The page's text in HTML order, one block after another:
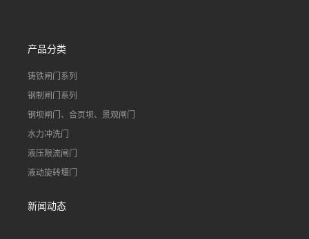
产品分类
铸铁闸门系列
钢制闸门系列
钢坝闸门、合页坝、景观闸门
水力冲洗门
液压限流闸门
液动旋转堰门
新闻动态